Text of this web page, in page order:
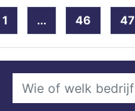
1 ... 46 47